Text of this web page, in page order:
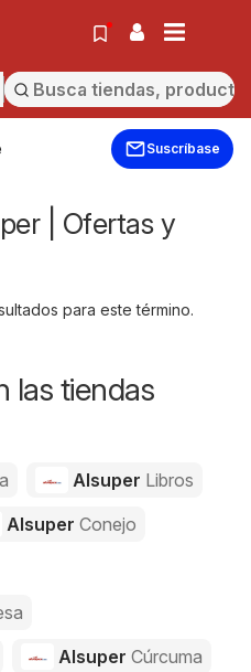
Suscríbase
| Ofertas y
para este término.
las tiendas
Alsuper Libros
Alsuper Conejo
Alsuper Cúrcuma